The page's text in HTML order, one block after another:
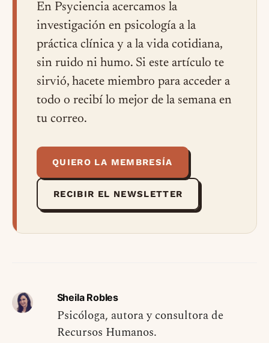
En Psyciencia acercamos la
investigación en psicología a la
práctica clínica y a la vida cotidiana,
sin ruido ni humo. Si este artículo te
sirvió, hacete miembro para acceder a
todo o recibí lo mejor de la semana en
tu correo.
QUIERO LA MEMBRESÍA
RECIBIR EL NEWSLETTER
Sheila Robles
Psicóloga, autora y consultora de
Recursos Humanos.